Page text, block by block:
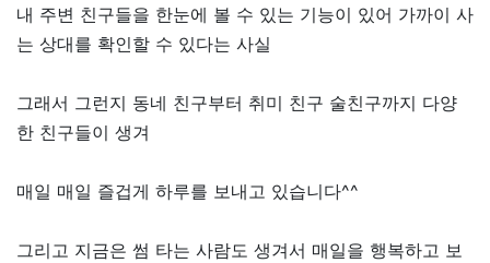
내 주변 친구들을 한눈에 볼 수 있는 기능이 있어 가까이 사
는 상대를 확인할 수 있다는 사실
그래서 그런지 동네 친구부터 취미 친구 술친구까지 다양
한 친구들이 생겨
매일 매일 즐겁게 하루를 보내고 있습니다^^
그리고 지금은 썸 타는 사람도 생겨서 매일을 행복하고 보